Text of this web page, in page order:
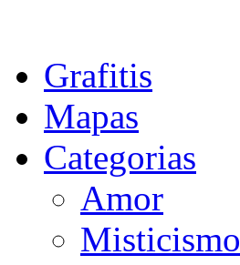
Grafitis
Mapas
Categorias
Amor
Misticismo